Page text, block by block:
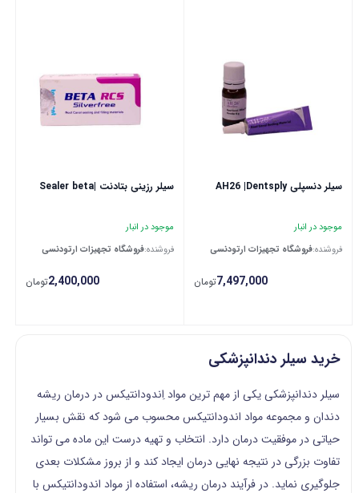
سیلر دنسپلی AH26 |Dentsply
موجود در انبار
فروشنده:فروشگاه تجهیزات ارتودنسی
7,497,000تومان
سیلر رزینی بتادنت |Sealer beta
موجود در انبار
فروشنده:فروشگاه تجهیزات ارتودنسی
2,400,000تومان
خرید سیلر دندانپزشکی
سیلر دندانپزشکی یکی از مهم ترین مواد اِندودانتیکس در درمان ریشه
دندان و مجموعه مواد اندودانتیکس محسوب می شود که نقش بسیار
حیاتی در موفقیت درمان دارد. انتخاب و تهیه درست این ماده می تواند
تفاوت بزرگی در نتیجه نهایی درمان ایجاد کند و از بروز مشکلات بعدی
جلوگیری نماید. در فرآیند درمان ریشه، استفاده از مواد اندودانتیکس با